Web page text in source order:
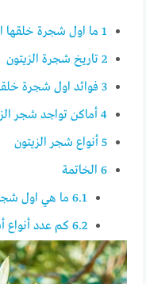
1 ما اول شجرة خلقها
2 تاريخ شجرة الزيتون
3 فوائد اول شجرة
4 أماكن تواجد شجر
5 أنواع شجر الزيتون
6 الخاتمة
6.1 ما هي اول
6.2 كم عدد أنواع